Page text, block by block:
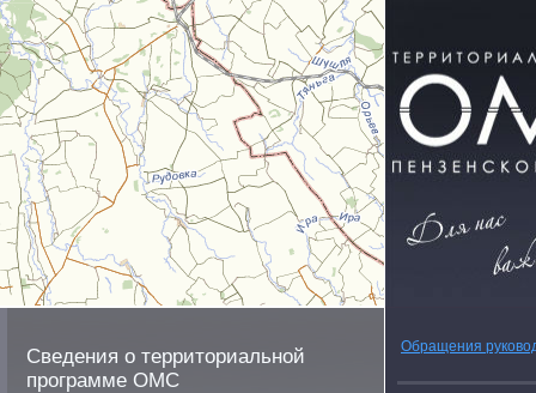
Сведения о территориальной
программе ОМС
Обращения